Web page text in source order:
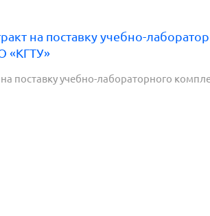
на поставку учебно-
«КГТУ»
поставку учебно-лабораторного